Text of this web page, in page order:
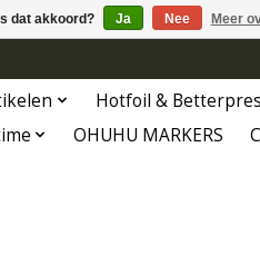
Hotfoil &
OHUHU MARKERS
dat akkoord? Ja Nee Meer